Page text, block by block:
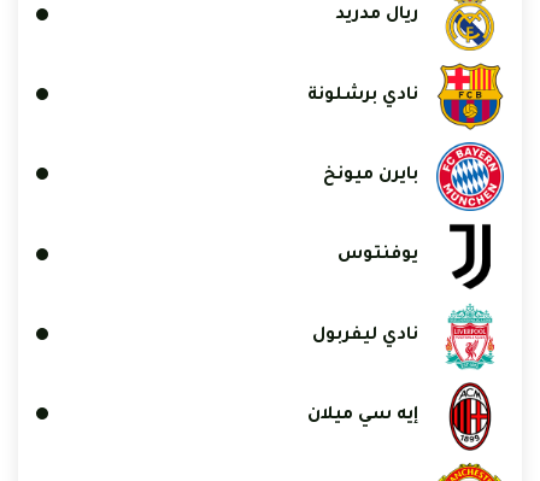
ريال مدريد
نادي برشلونة
بايرن ميونخ
يوفنتوس
نادي ليفربول
إيه سي ميلان